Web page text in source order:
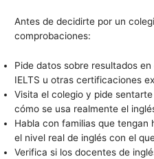
Antes de decidirte por un
comprobaciones:
Pide datos sobre resultados
IELTS u otras certificaciones
Visita el colegio y pide
cómo se usa realmente el
Habla con familias que tengan
el nivel real de inglés con el
Verifica si los docentes de